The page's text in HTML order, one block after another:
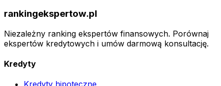
rankingekspertow.pl
Niezależny ranking ekspertów finansowych. Porównaj
ekspertów kredytowych i umów darmową konsultację.
Kredyty